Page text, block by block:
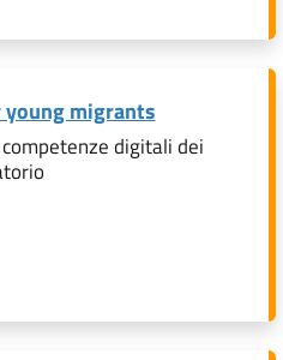
migrants
digitali dei